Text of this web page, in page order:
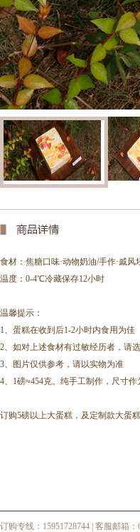
食材： 焦糖口味·动物奶油/手作·戚风
温度：0-4℃冷藏保存12小时
温馨提示：
1、蛋糕在收到后1-2小时内食用为佳
2、如对上述食材有过敏经历者，请
3、图片仅供参考，请以实物为准
4、1磅≈454克。纯手工制作，尺寸
订购5磅以上大蛋糕，及定制款大蛋
订购专线：15951728744 | 客服邮箱